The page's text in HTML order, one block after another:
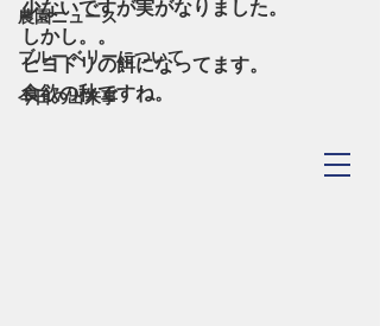
農園ニュース
ブルーベリーについて
今日の出来事
少ないですが実がなりました。
しかし。。
ヒヨドリの餌になってます。
食欲の秋ですね。